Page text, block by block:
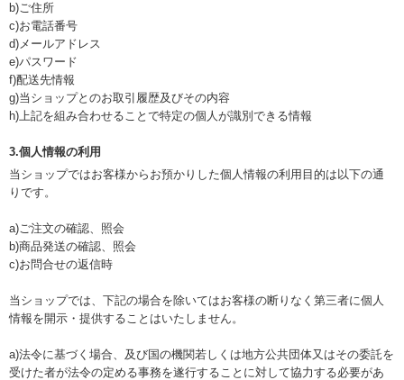
b)ご住所
c)お電話番号
d)メールアドレス
e)パスワード
f)配送先情報
g)当ショップとのお取引履歴及びその内容
h)上記を組み合わせることで特定の個人が識別できる情報
3.個人情報の利用
当ショップではお客様からお預かりした個人情報の利用目的は以下の通
りです。
a)ご注文の確認、照会
b)商品発送の確認、照会
c)お問合せの返信時
当ショップでは、下記の場合を除いてはお客様の断りなく第三者に個人
情報を開示・提供することはいたしません。
a)法令に基づく場合、及び国の機関若しくは地方公共団体又はその委託を
受けた者が法令の定める事務を遂行することに対して協力する必要があ